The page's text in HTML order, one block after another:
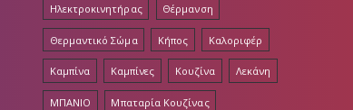
Ηλεκτροκινητήρας Θέρμανση
Θερμαντικό Σώμα Κήπος Καλοριφέρ
Καμπίνα Καμπίνες Κουζίνα Λεκάνη
ΜΠΑΝΙΟ Μπαταρία Κουζίνας